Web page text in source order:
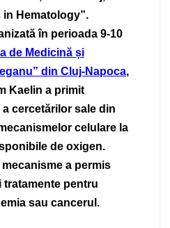
Hematology”.
în perioada 9-10
de Medicină și
din Cluj-Napoca,
Kaelin a primit
cercetărilor sale din
celulare la
de oxigen.
a permis
pentru
sau cancerul.